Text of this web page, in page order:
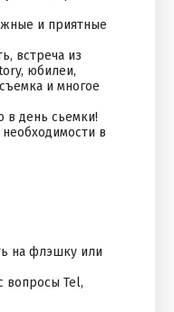
и приятные
встреча из
юбилеи,
и многое
в день сьемки!
в
на флэшку или
вопросы Теl,